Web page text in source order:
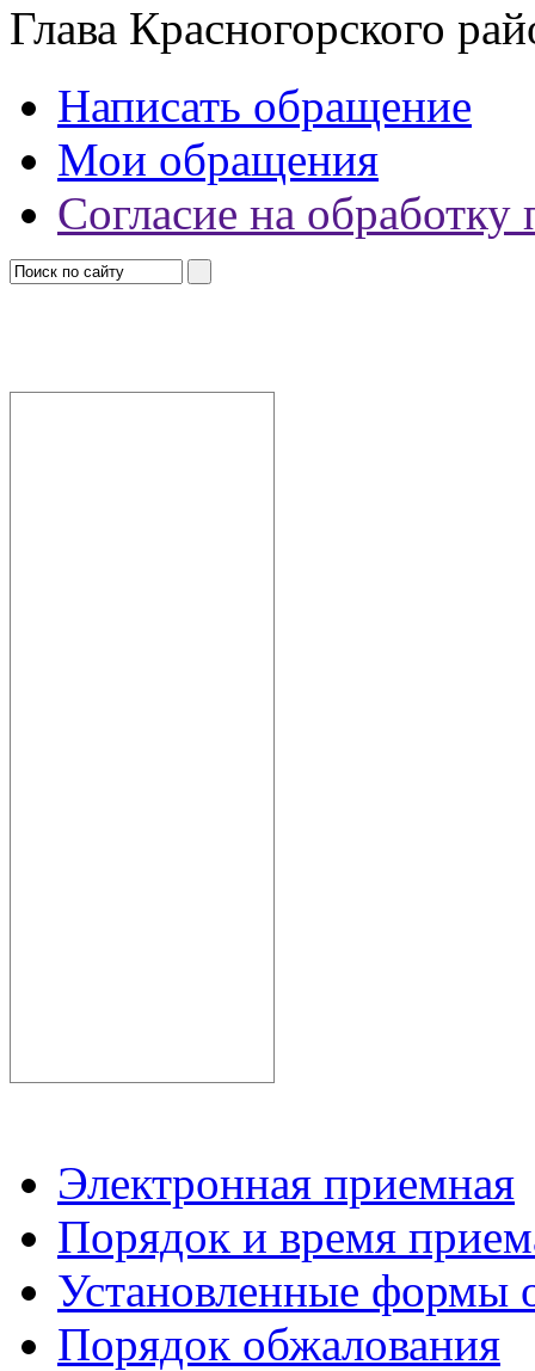
Глава Красногорского
Написать обращение
Мои обращения
Согласие на
Электронная приемная
Порядок и время
Установленные формы
Порядок обжалования